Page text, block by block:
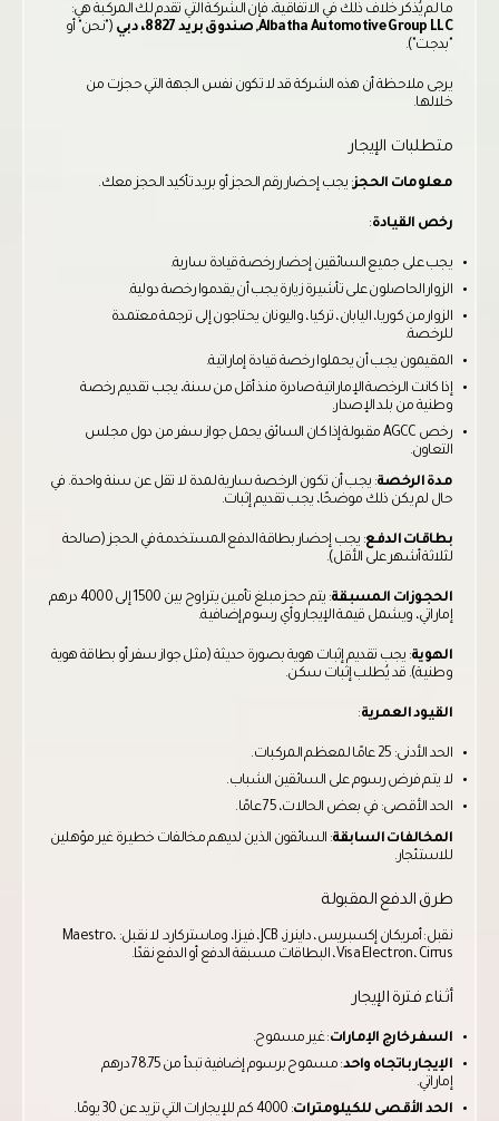
ما لم يُذكر خلاف ذلك في الاتفاقية، فإن الشركة التي تقدم لك المركبة هي:
Albatha Automotive Group LLC, صندوق بريد 8827، دبي
("نحن" أو
"بدجت").
يرجى ملاحظة أن هذه الشركة قد لا تكون نفس الجهة التي حجزت من
خلالها.
متطلبات الإيجار
معلومات الحجز: يجب إحضار رقم الحجز أو بريد تأكيد الحجز معك.
رخص القيادة:
يجب على جميع السائقين إحضار رخصة قيادة سارية.
الزوار الحاصلون على تأشيرة زيارة يجب أن يقدموا رخصة دولية.
الزوار من كوريا، اليابان، تركيا، واليونان يحتاجون إلى ترجمة معتمدة
للرخصة.
المقيمون يجب أن يحملوا رخصة قيادة إماراتية.
إذا كانت الرخصة الإماراتية صادرة منذ أقل من سنة، يجب تقديم رخصة
وطنية من بلد الإصدار.
رخص AGCC مقبولة إذا كان السائق يحمل جواز سفر من دول مجلس
التعاون.
مدة الرخصة: يجب أن تكون الرخصة سارية لمدة لا تقل عن سنة واحدة. في
حال لم يكن ذلك موضحًا، يجب تقديم إثبات.
بطاقات الدفع: يجب إحضار بطاقة الدفع المستخدمة في الحجز (صالحة
لثلاثة أشهر على الأقل).
الحجوزات المسبقة
: يتم حجز مبلغ تأمين يتراوح بين 1500 إلى 4000 درهم
إماراتي، ويشمل قيمة الإيجار وأي رسوم إضافية.
الهوية: يجب تقديم إثبات هوية بصورة حديثة (مثل جواز سفر أو بطاقة هوية
وطنية). قد يُطلب إثبات سكن.
القيود العمرية:
الحد الأدنى: 25 عامًا لمعظم المركبات.
لا يتم فرض رسوم على السائقين الشباب.
الحد الأقصى: في بعض الحالات، 75 عامًا.
المخالفات السابقة: السائقون الذين لديهم مخالفات خطيرة غير مؤهلين
للاستئجار.
طرق الدفع المقبولة
نقبل: أمريكان إكسبريس، داينرز، JCB، فيزا، وماستركارد. لا نقبل: Maestro،
Visa Electron، Cirrus، البطاقات مسبقة الدفع أو الدفع نقدًا.
أثناء فترة الإيجار
السفر خارج الإمارات: غير مسموح.
الإيجار باتجاه واحد
: مسموح برسوم إضافية تبدأ من 78.75 درهم
إماراتي.
الحد الأقصى للكيلومترات: 4000 كم للإيجارات التي تزيد عن 30 يومًا.